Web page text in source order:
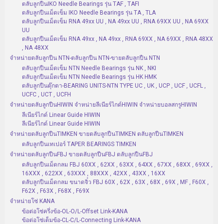
ตลับลูกปืนIKO Needle Bearings รุ่น TAF , TAFI
ตลับลูกปืนเม็ดเข็ม IKO Needle Bearings รุ่น TA , TLA
ตลับลูกปืนเม็ดเข็ม RNA 49xx UU , NA 49xx UU , RNA 69XX UU , NA 69XX
UU
ตลับลูกปืนเม็ดเข็ม RNA 49xx , NA 49xx , RNA 69XX , NA 69XX , RNA 48XX
, NA 48XX
จำหน่ายตลับลูกปืน NTN-ตลับลูกปืน NTN-ขายตลับลูกปืน NTN
ตลับลูกปืนเม็ดเข็ม NTN Needle Bearings รุ่น NK , NKI
ตลับลูกปืนเม็ดเข็ม NTN Needle Bearings รุ่น HK HMK
ตลับลูกปืนตุ๊กตา-BEARING UNITS-NTN TYPE UC , UK , UCP , UCF , UCFL ,
UCFC , UCT , UCFH
จำหน่ายตลับลูกปืนHIWIN จำหน่ายลีเนียร์ไกด์HIWIN จำหน่ายบอลสกรูHIWIN
ลีเนียร์ไกด์ Linear Guide HIWIN
ลีเนียร์ไกด์ Linear Guide HIWIN
จำหน่ายตลับลูกปืนTIMKEN ขายตลับลูกปืนTIMKEN ตลับลูกปืนTIMKEN
ตลับลูกปืนเทเปอร์ TAPER BEARINGS TIMKEN
จำหน่ายตลับลูกปืนFBJ ขายตลับลูกปืนFBJ ตลับลูกปืนFBJ
ตลับลูกปืนเม็ดกลม FBJ 60XX , 62XX , 63XX , 64XX , 67XX , 68XX , 69XX ,
16XXX , 622XX , 63XXX , 88XXX , 42XX , 43XX , 16XX
ตลับลูกปืนเม็ดกลม ขนาดจิ๋ว FBJ 60X , 62X , 63X , 68X , 69X , MF , F60X ,
F62X , F63X , F68X , F69X
จำหน่ายโซ่ KANA
ข้อต่อโซ่ครึ่งข้อ-OL-O/L-Offset Link-KANA
ข้อต่อโซ่เต็มข้อ-CL-C/L-Connecting Link-KANA